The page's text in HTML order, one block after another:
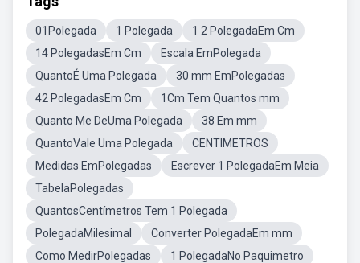
01Polegada 1 Polegada
1 2 PolegadaEm Cm
14 PolegadasEm Cm
Escala EmPolegada
QuantoÉ Uma Polegada
30 mm EmPolegadas
42 PolegadasEm Cm
1Cm Tem Quantos mm
Quanto Me DeUma Polegada
38 Em mm
QuantoVale Uma Polegada
CENTIMETROS
Medidas EmPolegadas
Escrever 1 PolegadaEm Meia
TabelaPolegadas
QuantosCentímetros Tem 1 Polegada
PolegadaMilesimal
Converter PolegadaEm mm
Como MedirPolegadas
1 PolegadaNo Paquimetro